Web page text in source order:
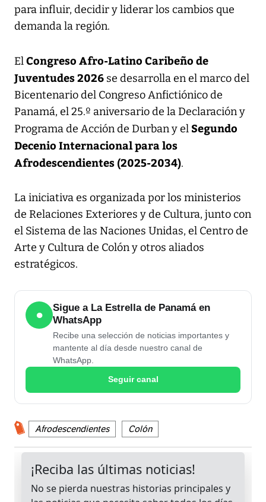
para influir, decidir y liderar los cambios que
demanda la región.
ElCongreso Afro-Latino Caribeño de
Juventudes 2026 se desarrolla en el marco del
Bicentenario del Congreso Anfictiónico de
Panamá, el 25.º aniversario de la Declaración y
Programa de Acción de Durban y el Segundo
Decenio Internacional para los
Afrodescendientes (2025-2034).
La iniciativa es organizada por los ministerios
de Relaciones Exteriores y de Cultura, junto con
el Sistema de las Naciones Unidas, el Centro de
Arte y Cultura de Colón y otros aliados
estratégicos.
●
Sigue a La Estrella de Panamá en
WhatsApp
Recibe una selección de noticias importantes y
mantente al día desde nuestro canal de
WhatsApp.
Seguir canal
Afrodescendientes Colón